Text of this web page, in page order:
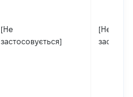
[Не
застосовується]
[Не